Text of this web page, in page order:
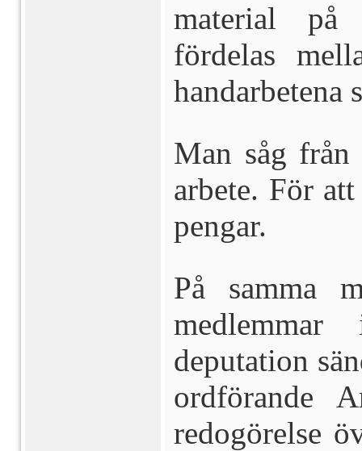
material på
fördelas
handarbetena
Man såg
arbete. För
pengar.
På samma
deputation
ordförande
redogörelse